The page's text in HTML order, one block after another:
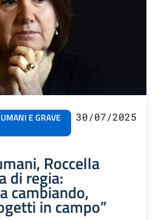
E GRAVE
30/07/2025
Roccella
di regia:
cambiando,
in campo”